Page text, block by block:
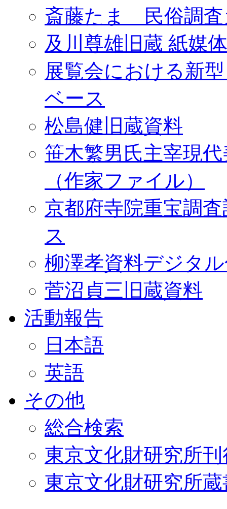
斎藤たま 民俗調査
及川尊雄旧蔵 紙媒
展覧会における新
ベース
松島健旧蔵資料
笹木繁男氏主宰現
（作家ファイル）
京都府寺院重宝調
ス
柳澤孝資料デジタ
菅沼貞三旧蔵資料
活動報告
日本語
英語
その他
総合検索
東京文化財研究所
東京文化財研究所